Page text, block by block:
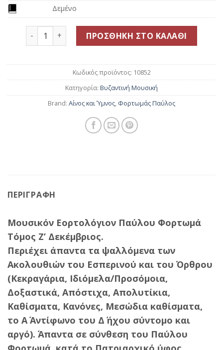
Δεμένο
Μουσικόν Εορτολόγιον ~ Δεκέμβριος ποσότητα
ΠΡΟΣΘΉΚΗ ΣΤΟ ΚΑΛΆΘΙ
Κωδικός προϊόντος: 10852
Κατηγορία: Βυζαντινή Μουσική
Brand: Αίνος και Ύμνος, Φορτωμάς Παύλος
ΠΕΡΙΓΡΑΦΉ
Mουσικόν Εορτολόγιον Παύλου Φορτωμά
Τόμος Ζ’ Δεκέμβριος.
Περιέχει άπαντα τα ψαλλόμενα των
Ακολουθιών του Εσπερινού και του Όρθρου
(Κεκραγάρια, Ιδιόμελα/Προσόμοια,
Δοξαστικά, Απόστιχα, Απολυτίκια,
Kαθίσματα, Κανόνες, Μεσώδια καθίσματα,
το Α΄ Αντίφωνο του Δ΄ ήχου σύντομο και
αργό). Άπαντα σε σύνθεση του Παύλου